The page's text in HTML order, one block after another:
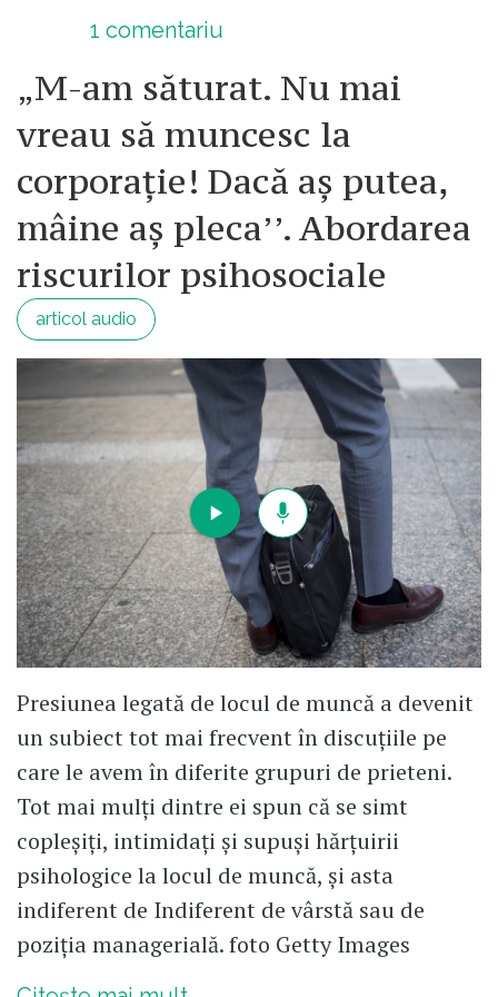
1 comentariu
„M-am săturat. Nu mai
vreau să muncesc la
corporație! Dacă aș putea,
mâine aș pleca’’. Abordarea
riscurilor psihosociale
articol audio
Presiunea legată de locul de muncă a devenit
un subiect tot mai frecvent în discuțiile pe
care le avem în diferite grupuri de prieteni.
Tot mai mulți dintre ei spun că se simt
copleșiți, intimidați și supuși hărțuirii
psihologice la locul de muncă, și asta
indiferent de Indiferent de vârstă sau de
poziția managerială. foto Getty Images